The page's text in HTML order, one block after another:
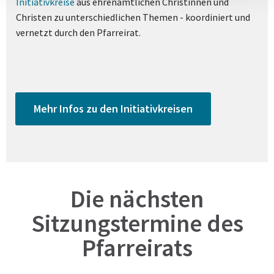
Christen zu unterschiedlichen Themen - koordiniert und
vernetzt durch den Pfarreirat.
Mehr Infos zu den Initiativkreisen
Die nächsten
Sitzungstermine des
Pfarreirats